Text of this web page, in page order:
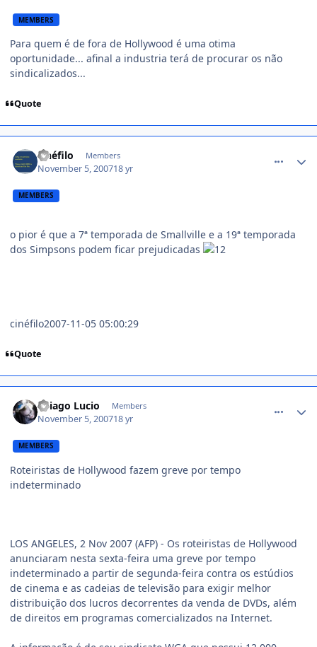
MEMBERS
Para quem é de fora de Hollywood é uma otima
oportunidade... afinal a industria terá de procurar os não
sindicalizados...
Quote
cinéfilo Members
November 5, 200718 yr
MEMBERS
o pior é que a 7ª temporada de Smallville e a 19ª temporada
dos Simpsons podem ficar prejudicadas
cinéfilo2007-11-05 05:00:29
Quote
Thiago Lucio Members
November 5, 200718 yr
MEMBERS
Roteiristas de Hollywood fazem greve por tempo
indeterminado
LOS ANGELES, 2 Nov 2007 (AFP) - Os roteiristas de Hollywood
anunciaram nesta sexta-feira uma greve por tempo
indeterminado a partir de segunda-feira contra os estúdios
de cinema e as cadeias de televisão para exigir melhor
distribuição dos lucros decorrentes da venda de DVDs, além
de direitos em programas comercializados na Internet.